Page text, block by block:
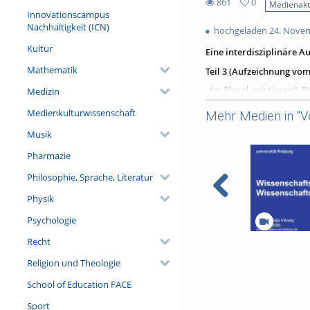
Innovationscampus
Nachhaltigkeit (ICN)
Kultur
Mathematik
Medizin
Medienkulturwissenschaft
Musik
Pharmazie
Philosophie, Sprache, Literatur
Physik
Psychologie
Recht
Religion und Theologie
School of Education FACE
Sport
views
favorites
hochgeladen 24.
Eine interdisziplinäre
Teil 3 (Aufzeichnung
„Im Plural existieren“.
Referent/in:
Prof.‘in Dr. Ursula
Gesellschaftslehre,
„Im Plural existieren“.
Moderation: Dr. Arndt
Mehr Medien in